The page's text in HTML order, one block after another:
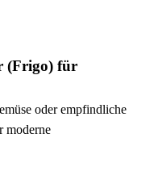
(Frigo) für
oder empfindliche
moderne